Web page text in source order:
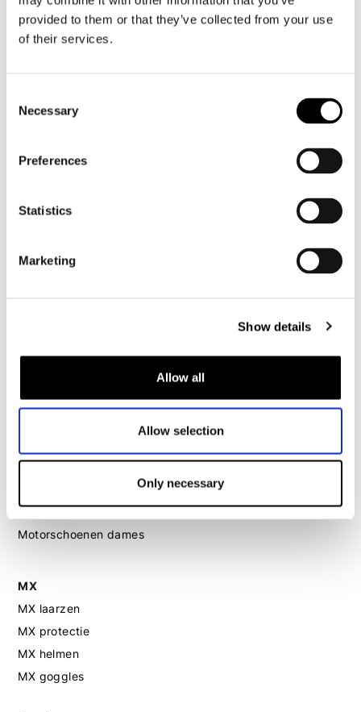
provided to them or that they’ve collected from your use
of their services.
Selection
Necessary
Preferences
Statistics
Marketing
Show details
Allow all
Allow selection
Only necessary
Motorjeans heren
Motorhoodie heren
Motorkleding dames
Motorjeans dames
Motorlaarzen dames
Motorschoenen dames
MX
MX laarzen
MX protectie
MX helmen
MX goggles